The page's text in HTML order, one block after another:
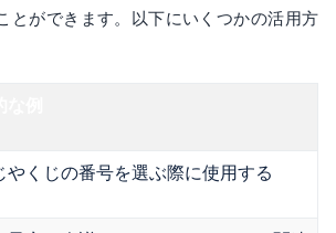
とができます。以下にいくつかの活用方
やくじの番号を選ぶ際に使用する